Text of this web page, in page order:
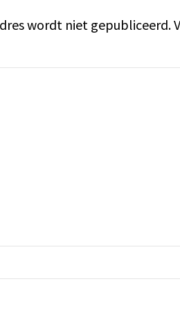
wordt niet gepubliceerd.